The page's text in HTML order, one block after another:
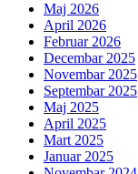
Maj 2026
April 2026
Februar 2026
Decembar 2025
Novembar 2025
Septembar 2025
Maj 2025
April 2025
Mart 2025
Januar 2025